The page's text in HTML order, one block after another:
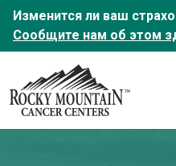
Изменится ли ваш
Сообщите нам об этом